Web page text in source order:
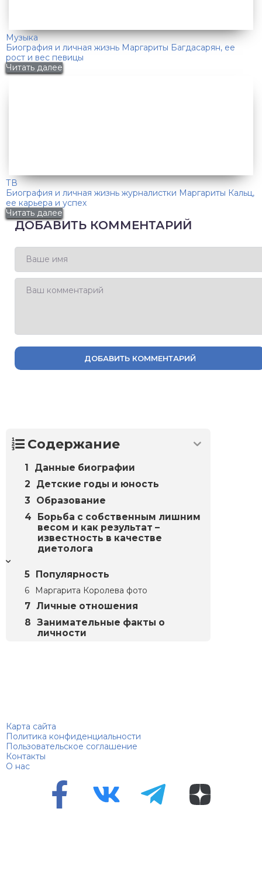
Музыка
Биография и личная жизнь Маргариты Багдасарян, ее
рост и вес певицы
Читать далее
ТВ
Биография и личная жизнь журналистки Маргариты Кальц,
ее карьера и успех
Читать далее
ДОБАВИТЬ КОММЕНТАРИЙ
ДОБАВИТЬ КОММЕНТАРИЙ
Содержание
Данные биографии
Детские годы и юность
Образование
Борьба с собственным лишним
весом и как результат –
известность в качестве
диетолога
Популярность
Маргарита Королева фото
Личные отношения
Занимательные факты о
личности
Карта сайта
Политика конфиденциальности
Пользовательское соглашение
Контакты
О нас